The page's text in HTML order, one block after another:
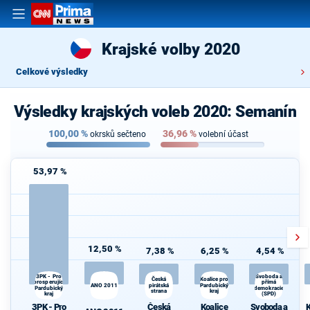
Krajské volby 2020
Celkové výsledky
Výsledky krajských voleb 2020: Semanín
100,00% okrsků sečteno 36,96% volební účast
53,97 %
3PK - Pro
prosperující
Pardubický
kraj
3PK - Pro
12,50 %
ANO 2011
7,38 %
Česká
pirátská
strana
Česká
6,25 %
Koalice pro
Pardubický
kraj
Koalice
4,54 %
Svoboda a
přímá
demokracie
(SPD)
Svoboda a